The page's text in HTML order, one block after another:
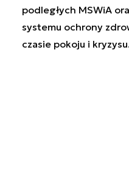
podległych MSWiA
systemu ochrony
czasie pokoju i